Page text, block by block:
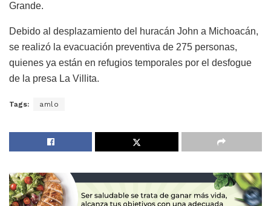
Grande.
Debido al desplazamiento del huracán John a Michoacán,
se realizó la evacuación preventiva de 275 personas,
quienes ya están en refugios temporales por el desfogue
de la presa La Villita.
Tags: amlo